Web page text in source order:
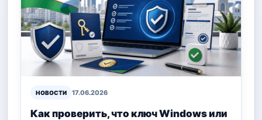
НОВОСТИ 17.06.2026
Как проверить, что ключ Windows или